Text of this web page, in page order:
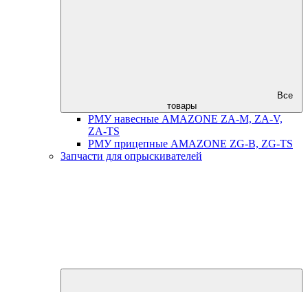
Все
товары
РМУ навесные AMAZONE ZA-M, ZA-V,
ZA-TS
РМУ прицепные AMAZONE ZG-B, ZG-TS
Запчасти для опрыскивателей